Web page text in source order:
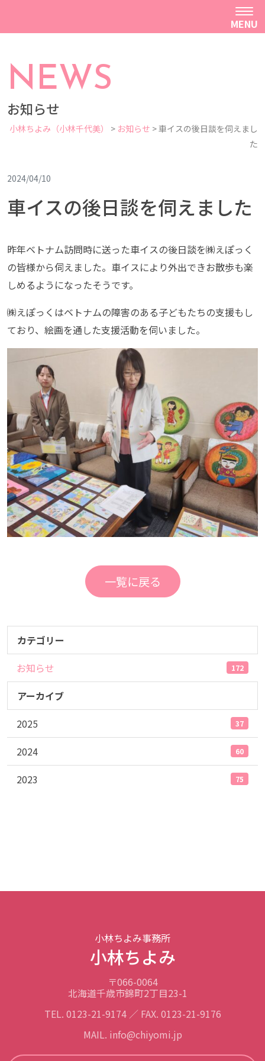
MENU
NEWS
お知らせ
小林ちよみ（小林千代美） > お知らせ >車イスの後日談を伺えまし
た
2024/04/10
車イスの後日談を伺えました
昨年ベトナム訪問時に送った車イスの後日談を㈱えぽっく
の皆様から伺えました。車イスにより外出できお散歩も楽
しめるようになったそうです。
㈱えぽっくはベトナムの障害のある子どもたちの支援もし
ており、絵画を通した支援活動を伺いました。
一覧に戻る
カテゴリー
お知らせ
172
アーカイブ
2025
37
2024 60
2023 75
小林ちよみ事務所
小林ちよみ
〒066-0064
北海道千歳市錦町2丁目23-1
TEL. 0123-21-9174 ／ FAX. 0123-21-9176
MAIL. info@chiyomi.jp